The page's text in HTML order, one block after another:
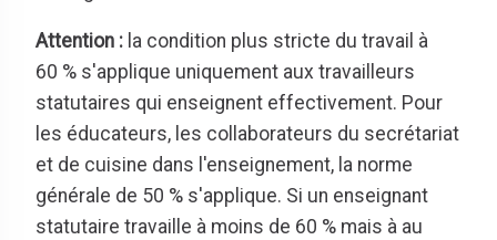
Attention : la condition plus stricte du travail à
60 % s'applique uniquement aux travailleurs
statutaires qui enseignent effectivement. Pour
les éducateurs, les collaborateurs du secrétariat
et de cuisine dans l'enseignement, la norme
générale de 50 % s'applique. Si un enseignant
statutaire travaille à moins de 60 % mais à au